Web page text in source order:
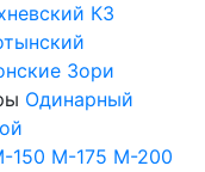
КЗ
Зори
Одинарный
150 М-175 М-200